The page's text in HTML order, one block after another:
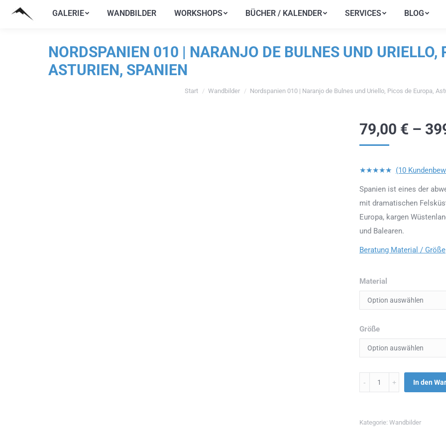
GALERIE WANDBILDER WORKSHOPS BÜCHER / KALENDER SERVICES BLOG
NORDSPANIEN 010 | NARANJO DE BULNES UND URIELLO,
ASTURIEN, SPANIEN
Sie befinden sich hier:
Start Wandbilder Nordspanien 010 | Naranjo de Bulnes und Uriello, Picos de Europa,
79,00 € –
★★★★★ (10
Spanien ist eines der
mit dramatischen
Europa, kargen
und Balearen.
Beratung Material / Größe
Material
Größe
Menge In den
Kategorie: Wandbilder
GALERIE WANDBILDER WORKSHOPS BÜCHER / KALENDER SERVICES BLOG